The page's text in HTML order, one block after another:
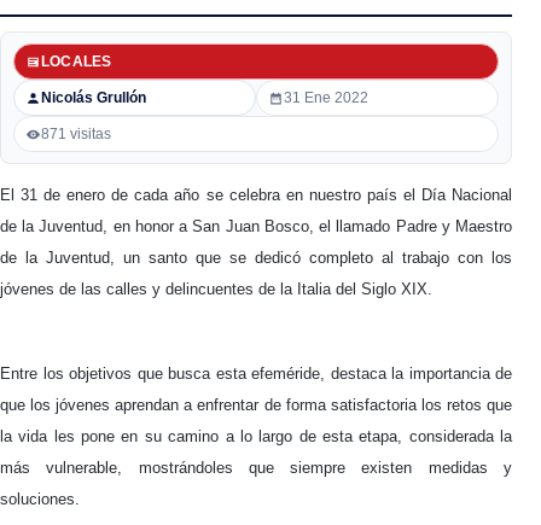
Nicolás Grullón
LOCALES
31 Ene 2022
871 visitas
El 31 de enero de cada año se celebra en nuestro país el Día Nacional
de la Juventud, en honor a San Juan Bosco, el llamado Padre y Maestro
de la Juventud, un santo que se dedicó completo al trabajo con los
jóvenes de las calles y delincuentes de la Italia del Siglo XIX.
Entre los objetivos que busca esta efeméride, destaca la importancia de
que los jóvenes aprendan a enfrentar de forma satisfactoria los retos que
la vida les pone en su camino a lo largo de esta etapa, considerada la
más vulnerable, mostrándoles que siempre existen medidas y
soluciones.